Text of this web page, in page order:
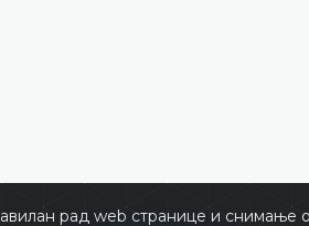
рад web странице и снимање